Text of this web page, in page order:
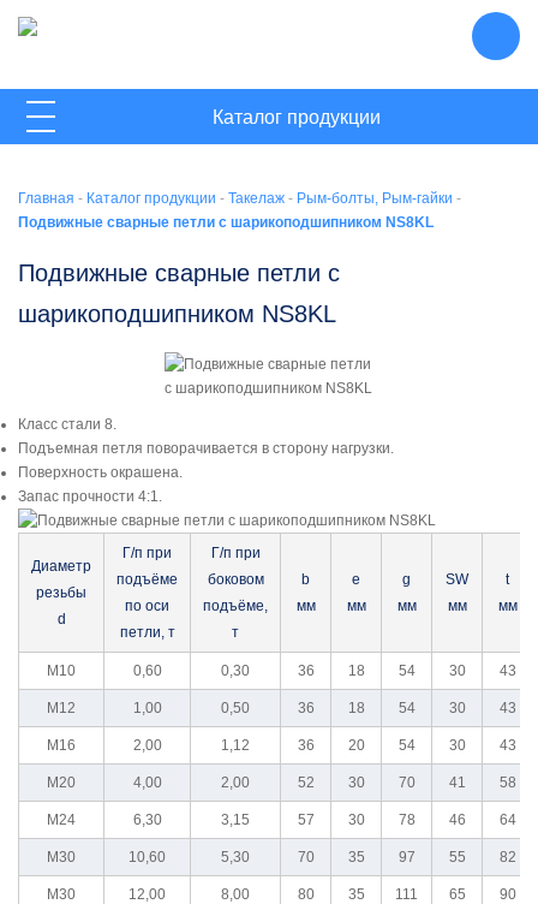
ГЛАВНАЯ
НОВОСТИ
Каталог продукции
Стропы
Захваты
Такелаж
Блоки
Домкраты
Лебедки
Каталог Terrier
Каталог Haklift
Каталог GreenPin
Каталог БМ-Развитие
Главная - Каталог продукции - Такелаж - Рым-болты, Рым-гайки -
Подвижные сварные петли с шарикоподшипником NS8KL
Подвижные сварные петли с
шарикоподшипником NS8KL
Класс стали 8.
Подъемная петля поворачивается в сторону нагрузки.
Поверхность окрашена.
Запас прочности 4:1.
Диаметр
резьбы
d
Г/п при
подъёме
по оси
петли, т
Г/п при
боковом
подъёме,
т
b
мм
e
мм
g
мм
SW
мм
t
мм
M10 0,60 0,30 36 18 54 30 43
M12 1,00 0,50 36 18 54 30 43
M16 2,00 1,12 36 20 54 30 43
M20 4,00 2,00 52 30 70 41 58
M24 6,30 3,15 57 30 78 46 64
M30 10,60 5,30 70 35 97 55 82
M30 12,00 8,00 80 35 111 65 90